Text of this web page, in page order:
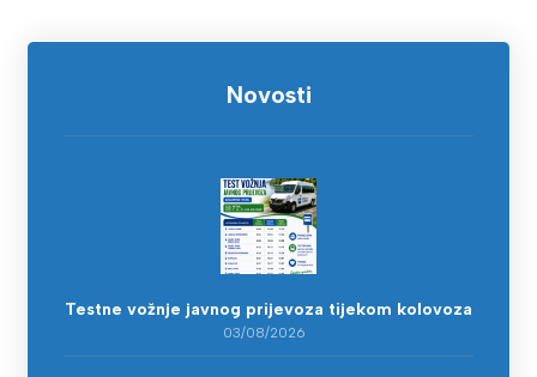
Novosti
Testne vožnje javnog prijevoza tijekom kolovoza
03/08/2026